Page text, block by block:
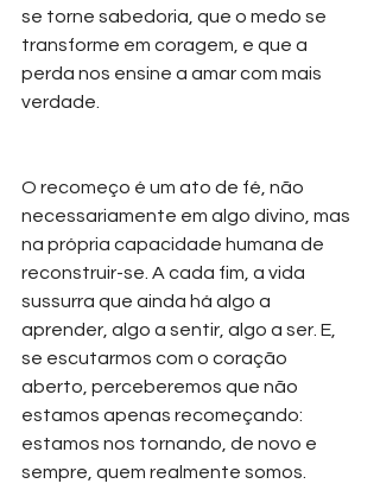
se torne sabedoria, que o medo se
transforme em coragem, e que a
perda nos ensine a amar com mais
verdade.
O recomeço é um ato de fé, não
necessariamente em algo divino, mas
na própria capacidade humana de
reconstruir-se. A cada fim, a vida
sussurra que ainda há algo a
aprender, algo a sentir, algo a ser. E,
se escutarmos com o coração
aberto, perceberemos que não
estamos apenas recomeçando:
estamos nos tornando, de novo e
sempre, quem realmente somos.